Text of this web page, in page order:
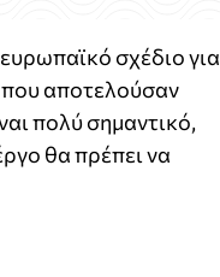
σχέδιο για
που αποτελούσαν
πολύ σημαντικό,
θα πρέπει να